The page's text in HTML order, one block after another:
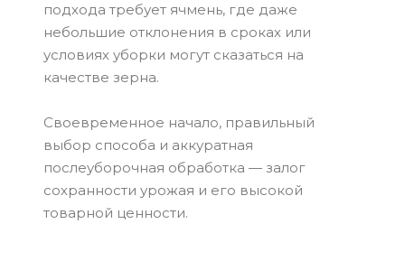
подхода требует ячмень, где даже
небольшие отклонения в сроках или
условиях уборки могут сказаться на
качестве зерна.
Своевременное начало, правильный
выбор способа и аккуратная
послеуборочная обработка — залог
сохранности урожая и его высокой
товарной ценности.